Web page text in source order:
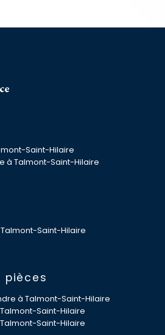
Saint-Hilaire
à Talmont-Saint-Hilaire
Saint-Hilaire
pièces
à Talmont-Saint-Hilaire
Saint-Hilaire
Saint-Hilaire